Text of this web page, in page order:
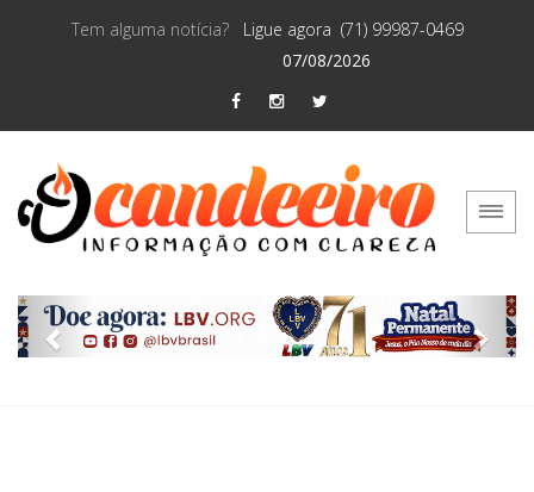
Tem alguma notícia? Ligue agora (71) 99987-0469
07/08/2026
Previous Next